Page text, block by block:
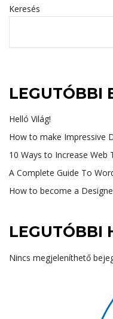
Keresés
LEGUTÓBBI
Helló Világ!
How to make Impressive
10 Ways to Increase Web
A Complete Guide To
How to become a
LEGUTÓBBI
Nincs megjeleníthető